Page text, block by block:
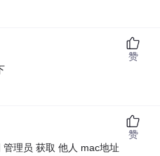
赞
理员 获取 他人 mac地址
赞